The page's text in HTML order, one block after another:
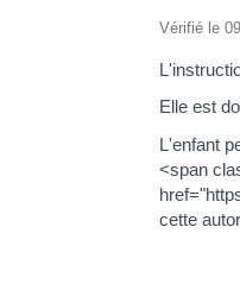
Vérifié le
Elle est
L'enfant
<span
cette